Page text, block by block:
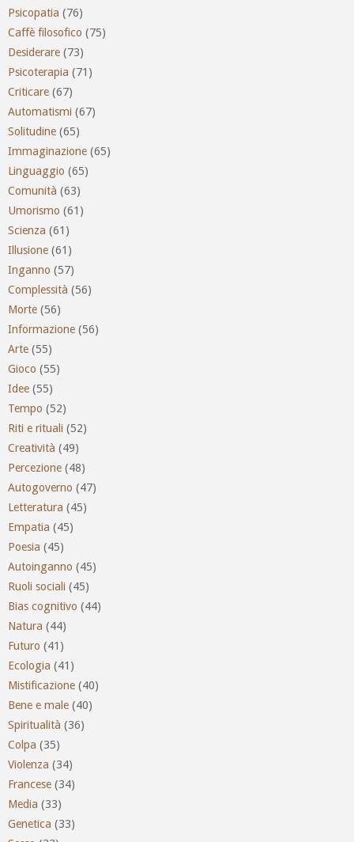
Psicopatia (76)
Caffè filosofico (75)
Desiderare (73)
Psicoterapia (71)
Criticare (67)
Automatismi (67)
Solitudine (65)
Immaginazione (65)
Linguaggio (65)
Comunità (63)
Umorismo (61)
Scienza (61)
Illusione (61)
Inganno (57)
Complessità (56)
Morte (56)
Informazione (56)
Arte (55)
Gioco (55)
Idee (55)
Tempo (52)
Riti e rituali (52)
Creatività (49)
Percezione (48)
Autogoverno (47)
Letteratura (45)
Empatia (45)
Poesia (45)
Autoinganno (45)
Ruoli sociali (45)
Bias cognitivo (44)
Natura (44)
Futuro (41)
Ecologia (41)
Mistificazione (40)
Bene e male (40)
Spiritualità (36)
Colpa (35)
Violenza (34)
Francese (34)
Media (33)
Genetica (33)